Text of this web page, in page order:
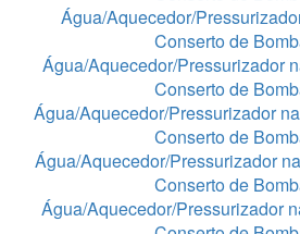
Água/Aquecedor/
Conserto de
Água/Aquecedor/Pressurizador
Conserto de
Água/Aquecedor/Pressurizador
Conserto de
Água/Aquecedor/Pressurizador
Conserto de
Água/Aquecedor/Pressurizador